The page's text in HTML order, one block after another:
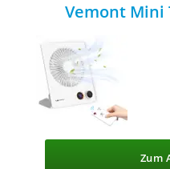
Vemont
Zum